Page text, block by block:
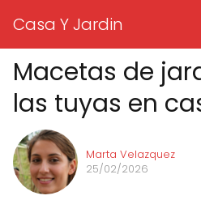
Casa Y Jardin
Macetas de
las tuyas en
Marta Velazquez
25/02/2026